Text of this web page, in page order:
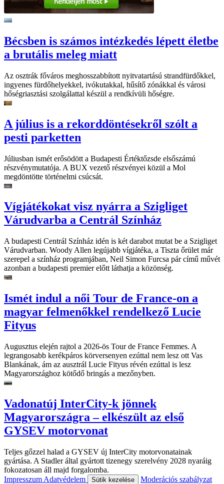
Bécsben is számos intézkedés lépett életbe
a brutális meleg miatt
Az osztrák főváros meghosszabbított nyitvatartású strandfürdőkkel,
ingyenes fürdőhelyekkel, ivókutakkal, hűsítő zónákkal és városi
hőségriasztási szolgálattal készül a rendkívüli hőségre.
A július is a rekorddöntésekről szólt a
pesti parketten
Júliusban ismét erősödött a Budapesti Értéktőzsde elsőszámú
részvénymutatója. A BUX vezető részvényei közül a Mol
megdöntötte történelmi csúcsát.
Vígjátékokat visz nyárra a Szigliget
Várudvarba a Centrál Színház
A budapesti Centrál Színház idén is két darabot mutat be a Szigliget
Várudvarban. Woody Allen legújabb vígjátéka, a Tiszta őrület már
szerepel a színház programjában, Neil Simon Furcsa pár című művét
azonban a budapesti premier előtt láthatja a közönség.
Ismét indul a női Tour de France-on a
magyar felmenőkkel rendelkező Lucie
Fityus
Augusztus elején rajtol a 2026-ös Tour de France Femmes. A
legrangosabb kerékpáros körversenyen ezúttal nem lesz ott Vas
Blankának, ám az ausztrál Lucie Fityus révén ezúttal is lesz
Magyarországhoz kötődő bringás a mezőnyben.
Vadonatúj InterCity-k jönnek
Magyarországra – elkészült az első
GYSEV motorvonat
Teljes gőzzel halad a GYSEV új InterCity motorvonatainak
gyártása. A Stadler által gyártott tizenegy szerelvény 2028 nyaráig
fokozatosan áll majd forgalomba.
Impresszum Adatvédelem Sütik kezelése
Moderációs szabályzat